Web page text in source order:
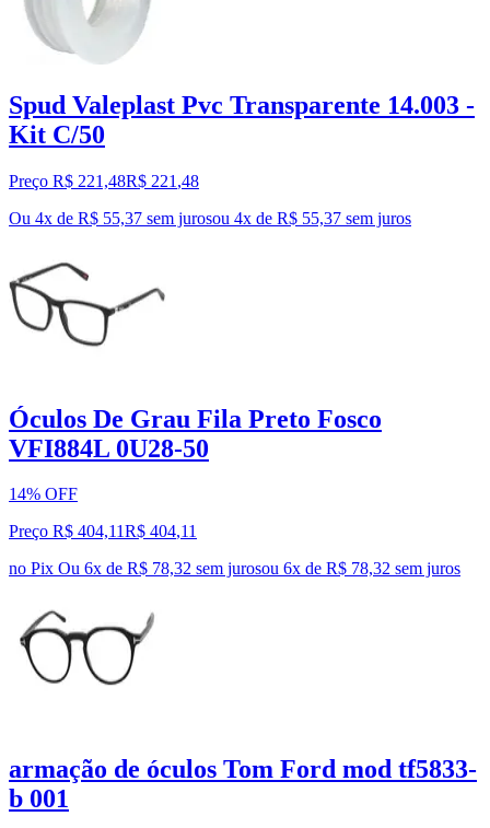
Spud Valeplast Pvc Transparente 14.003 -
Kit C/50
Preço R$ 221,48R$ 221 ,48
Ou 4x de R$ 55,37 sem jurosou 4x de R$ 55,37 sem juros
Óculos De Grau Fila Preto Fosco
VFI884L 0U28-50
14% OFF
Preço R$ 404,11R$ 404,11
no Pix Ou 6x de R$ 78,32 sem jurosou 6x de R$ 78,32 sem juros
armação de óculos Tom Ford mod tf5833-
b 001